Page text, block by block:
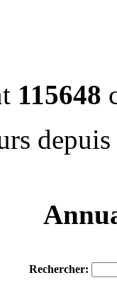
115648
Rechercher: